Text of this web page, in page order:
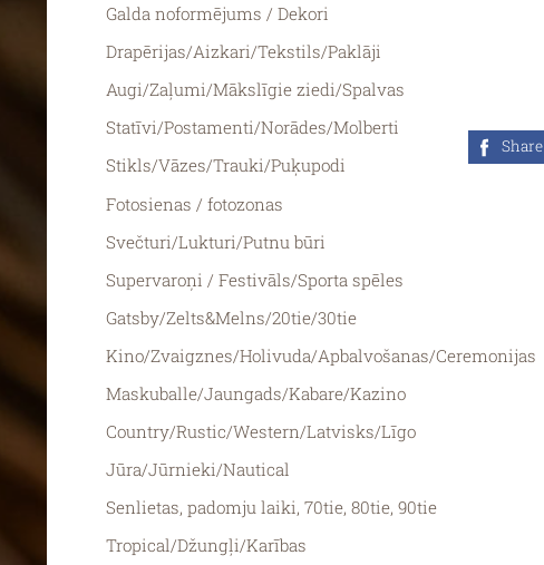
Galda noformējums / Dekori
Drapērijas/Aizkari/Tekstils/Paklāji
Augi/Zaļumi/Mākslīgie ziedi/Spalvas
Statīvi/Postamenti/Norādes/Molberti
Stikls/Vāzes/Trauki/Puķupodi
Fotosienas / fotozonas
Svečturi/Lukturi/Putnu būri
Supervaroņi / Festivāls/Sporta spēles
Gatsby/Zelts&Melns/20tie/30tie
Kino/Zvaigznes/Holivuda/Apbalvošanas/Ceremonijas
Maskuballe/Jaungads/Kabare/Kazino
Country/Rustic/Western/Latvisks/Līgo
Jūra/Jūrnieki/Nautical
Senlietas, padomju laiki, 70tie, 80tie, 90tie
Tropical/Džungļi/Karības
Share